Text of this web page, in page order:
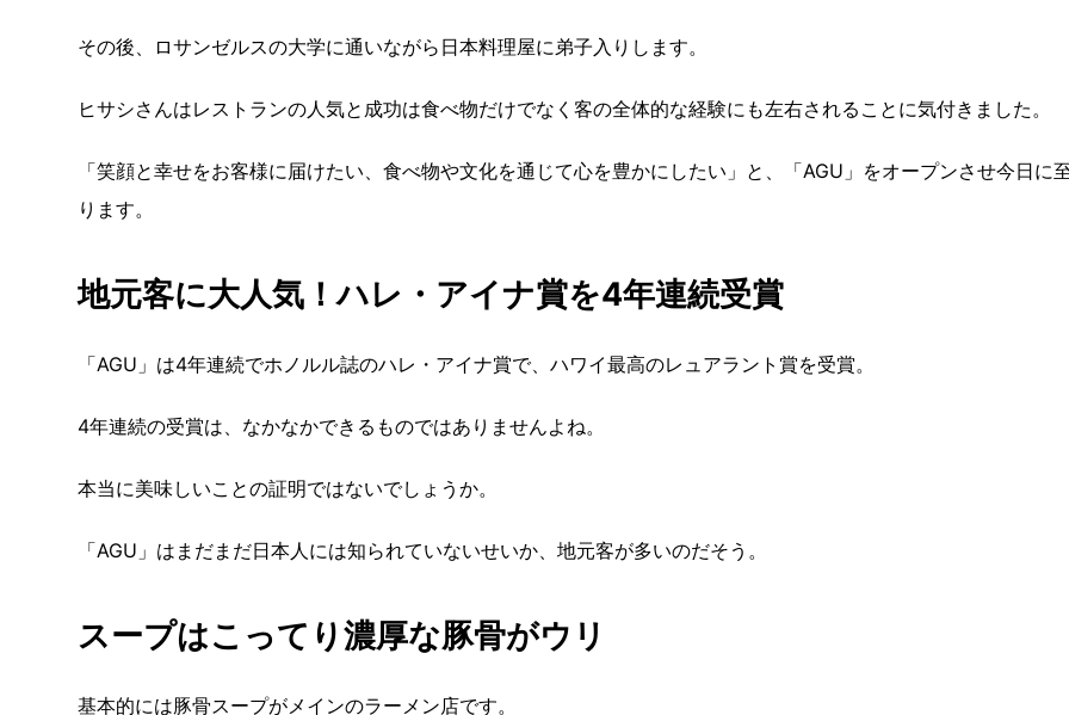
その後、ロサンゼルスの大学に通いながら日本料理屋に弟子入りします。
ヒサシさんはレストランの人気と成功は食べ物だけでなく客の全体的な経験にも左右されることに気付きました。
「笑顔と幸せをお客様に届けたい、食べ物や文化を通じて心を豊かにしたい」と、「AGU」をオープンさせ今日に
ります。
地元客に大人気！ハレ・アイナ賞を4年連続受賞
「AGU」は4年連続でホノルル誌のハレ・アイナ賞で、ハワイ最高のレュアラント賞を受賞。
4年連続の受賞は、なかなかできるものではありませんよね。
本当に美味しいことの証明ではないでしょうか。
「AGU」はまだまだ日本人には知られていないせいか、地元客が多いのだそう。
スープはこってり濃厚な豚骨がウリ
基本的には豚骨スープがメインのラーメン店です。